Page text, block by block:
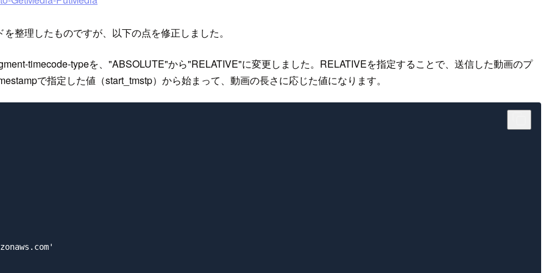
整理したものですが、以下の点を修正しました。
timecode-typeを、"ABSOLUTE"から"RELATIVE"に変更しました。RELATIVEを指定することで、送信した動画のプ
で指定した値（start_tmstp）から始まって、動画の長さに応じた値になります。